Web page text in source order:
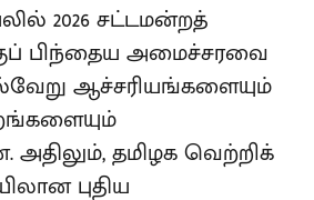
2026 சட்டமன்றத்
பிந்தைய அமைச்சரவை
ஆச்சரியங்களையும்
அதிலும், தமிழக வெற்றிக்
புதிய